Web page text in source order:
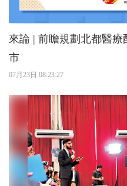
來論 | 前瞻規劃北都醫
市
07月23日 08:23:27